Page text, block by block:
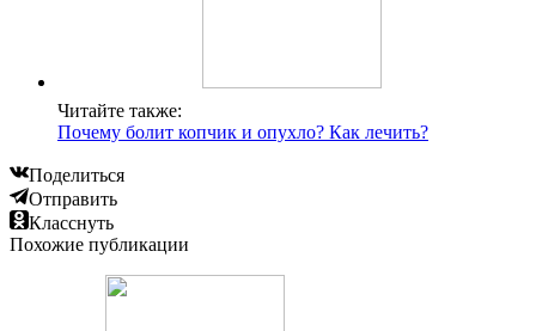
Читайте также:
Почему болит копчик и опухло? Как лечить?
Поделиться
Отправить
Класснуть
Похожие публикации